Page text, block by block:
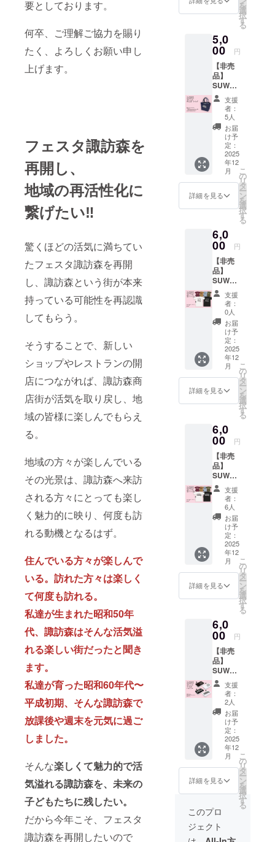
要としております。
何卒、ご理解ご協力を賜り
たく、よろしくお願い申し
上げます。
フェスタ諏訪森を
再開し、
地域の再活性化に
繋げたい‼️
驚くほどの活気に満ちてい
たフェスタ諏訪森を再開
し、諏訪森という街が本来
持っている可能性を再認識
してもらう。
そうすることで、新しい
ショップやレストランの開
店につながれば、諏訪森商
店街が活気を取り戻し、地
域の皆様に楽しんでもらえ
る。
地域の方々が楽しんでいる
その光景は、諏訪森へ来訪
される方々にとっても楽し
く魅力的に映り、何度も訪
れる動機となるはず。
住んでいる方々が楽しんで
いる。訪れた方々は楽しく
て何度も訪れる。
私達が生まれた昭和50年
代、諏訪森はそんな活気溢
れる楽しい街だったと聞き
ます。
私達が育った昭和60年代〜
平成初期、そんな諏訪森で
放課後や週末を元気に過ご
しました。
そんな楽しくて魅力的で活
気溢れる諏訪森を、未来の
子どもたちに残したい。
だから今年こそ、フェスタ
諏訪森を再開したいので
・掲載
み（ロ
ゴ／バ
ナーの
掲載は
不可）
※備考欄
に希望
される
お名前
をご記
入くだ
さい。
掲載を
ご希望
されな
は、そ
の旨ご
い。 ※
お名前
に記
号・絵
文字は
ご使用
いただ
けませ
ん。機
種依存
文字や
公序良
俗に反
する内
容は掲
ない可
能性が
ますの
で予め
ご注意
くださ
い。
のメッ
セージ
をお贈
りしま
す。 ❸
お名前
を実行
委員会
ホーム
ページ
にて掲
載させ
て頂き
ます。
・掲載
2025年
11月下
・掲載
方法：
文字の
み（ロ
ゴ／バ
ナーの
掲載は
不可）
※備考欄
に希望
される
お名前
をご記
入くだ
さい。
ご希望
されな
の旨ご
記入く
ださ
い。 ※
お名前
に記
号・絵
文字は
ご使用
いただ
けませ
ん。機
種依存
文字や
公序良
する内
容は掲
ない可
能性が
ござい
ますの
で予め
ご注意
くださ
い。
【オリ
ジナル
タオル
(非売
品)】を
お贈り
しま
す。 ご
希望の
デザイ
ンをお
選び頂
けま
す。 ❷
ささや
かなが
ら御礼
りしま
す。 ❸
お名前
を実行
委員会
ホーム
ページ
にて掲
載させ
て頂き
ます。
・掲載
期間：
2025年
11月下
１年間
・掲載
み（ロ
ゴ／バ
ナーの
掲載は
不可）
※備考欄
に希望
される
お名前
をご記
入くだ
さい。
掲載を
ご希望
されな
は、そ
の旨ご
い。 ※
お名前
に記
号・絵
文字は
ご使用
いただ
けませ
ん。機
種依存
文字や
公序良
俗に反
する内
容は掲
ない可
能性が
ますの
で予め
ご注意
OMORI
オリジ
手コッ
トン
バッグ
❷ 御礼
状（郵
送） ❸
実行委
員会
ホーム
ページ
への御
芳名掲
─────
────
❶ 諏訪
ノ森旧
スをあ
しらっ
たデザ
インの
【オリ
ジナル
厚手
コット
ンバッ
グ(非売
品)】を
お贈り
しま
す。 ❷
ささや
かなが
ら御礼
りしま
す。 ❸
お名前
を実行
委員会
ホーム
ページ
にて掲
載させ
て頂き
ます。
・掲載
期間：
2025年
11月下
１年間
・掲載
み（ロ
ゴ／バ
ナーの
掲載は
不可）
※備考欄
に希望
される
お名前
をご記
入くだ
さい。
掲載を
ご希望
されな
は、そ
の旨ご
ださ
い。 ※
お名前
を
選
択
す
る
5,0
00 円
【非売
品】
SUWAN
OMORI
オリジ
ナルデ
ニム
トート
バッグ
─────
────
❶【非
売品】
SUWAN
OMORI
オリジ
ニム
トート
バッグ
❷ 御礼
状（郵
送） ❸
実行委
員会
ホーム
ページ
への御
芳名掲
─────
────
❶ 諏訪
ノ森旧
スをあ
しらっ
たデザ
インの
【オリ
ジナル
厚手デ
ニム
バッグ
(非売
品)】を
お贈り
しま
す。 ❷
ささや
かなが
ら御礼
りしま
す。 ❸
お名前
を実行
委員会
ホーム
ページ
にて掲
載させ
て頂き
ます。
・掲載
期間：
2025年
11月下
１年間
・掲載
文字の
み（ロ
ゴ／バ
支援
者：
5人
お届
け予
定：
2025
年12
月
詳細を見る
こ
の
リ
タ
ー
ン
を
選
択
す
る
6,0
00 円
【非売
品】
SUWAN
OMORI
オリジ
ナルT
シャツ
（A）
─────
────
❶【非
売品】
SUWAN
OMORI
オリジ
ナルT
（A）
❷ 御礼
状（郵
送） ❸
実行委
員会
ホーム
ページ
への御
芳名掲
─────
────
❶ 諏訪
ノ森旧
駅舎の
ステン
たデザ
インの
【オリ
ジナルT
シャツ
(非売
品)】を
お贈り
しま
す。 ご
希望の
デザイ
ンとサ
イズを
お選び
頂けま
す。 ❷
ら御礼
セージ
をお贈
支援
者：
0人
お届
け予
定：
2025
年12
月
詳細を見る
こ
の
リ
タ
ー
ン
を
選
択
す
る
6,0
00 円
【非売
品】
SUWAN
OMORI
オリジ
ナルT
シャツ
─────
────
❶【非
売品】
SUWAN
OMORI
オリジ
ナルT
(B) ❷
御礼状
（郵
送） ❸
実行委
員会
ホーム
ページ
への御
芳名掲
─────
────
❶ 諏訪
ノ森旧
駅舎の
ステン
しらっ
たデザ
インの
【オリ
支援
者：
6人
お届
け予
定：
2025
年12
月
詳細を見る
こ
の
リ
タ
ー
ン
を
選
択
す
る
6,0
00 円
【非売
品】
SUWAN
OMORI
オリジ
ナル大
容量モ
バイル
バッテ
リー
─────
────
❶【非
売品】
SUWAN
OMORI
オリジ
ナル大
容量モ
バイル
支援
者：
2人
お届
け予
定：
2025
年12
月
詳細を見る
こ
の
リ
タ
ー
ン
を
選
択
す
る
このプロ
ジェクト